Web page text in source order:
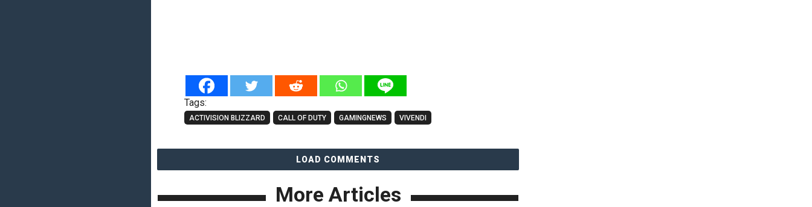
Tags:
ACTIVISION BLIZZARD CALL OF DUTY GAMINGNEWS VIVENDI
LOAD COMMENTS
More Articles